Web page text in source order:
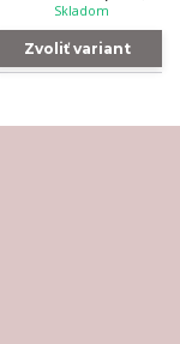
Skladom
Zvoliť variant